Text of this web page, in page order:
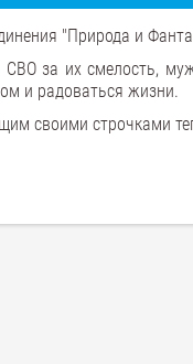
"Природа и
СВО за их смелость,
и радоваться жизни.
своими строчками